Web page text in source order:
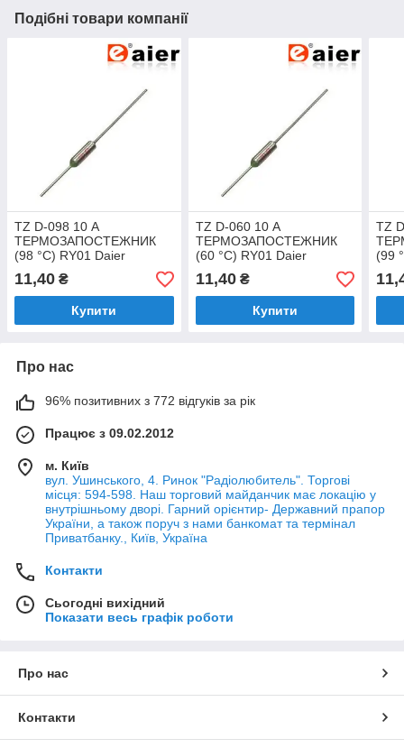
Подібні товари компанії
TZ D-098 10 А
ТЕРМОЗАПОСТЕЖНИК
(98 °C) RY01 Daier
11,40 ₴
Купити
TZ D-060 10 А
ТЕРМОЗАПОСТЕЖНИК
(60 °C) RY01 Daier
11,40₴
Купити
TZ
(99
Про нас
96% позитивних з 772 відгуків за рік
Працює з 09.02.2012
м. Київ
вул. Ушинського, 4. Ринок "Радіолюбитель". Торгові
місця: 594-598. Наш торговий майданчик має локацію у
внутрішньому дворі. Гарний орієнтир- Державний прапор
України, а також поруч з нами банкомат та термінал
Приватбанку., Київ, Україна
Контакти
Сьогодні вихідний
Показати весь графік роботи
Про нас
Контакти